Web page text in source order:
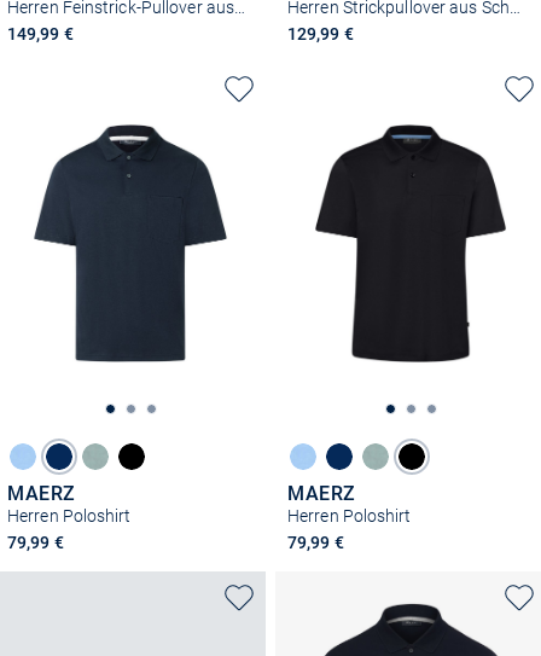
149,99 €
129,99 €
MAERZ
Herren Poloshirt
79,99 €
MAERZ
Herren Poloshirt
79,99 €